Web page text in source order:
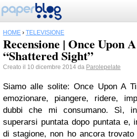
HOME › TELEVISIONE
Recensione | Once Upon
“Shattered Sight”
Creato il 10 dicembre 2014 da Parolepelate
Siamo alle solite: Once Upon A
emozionare, piangere, ridere,
dubbi che mi consumano. Sì,
superarsi puntata dopo puntata e,
di stagione, non ho ancora